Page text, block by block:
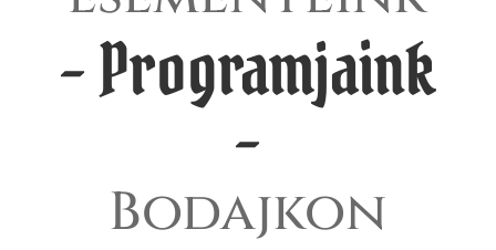
–Programjaink
–
Bodajkon